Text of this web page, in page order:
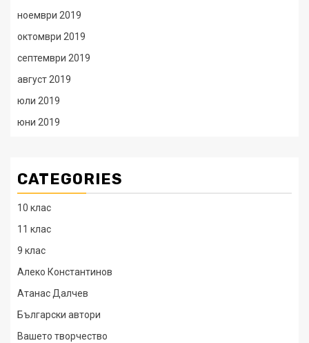
ноември 2019
октомври 2019
септември 2019
август 2019
юли 2019
юни 2019
CATEGORIES
10 клас
11 клас
9 клас
Алеко Константинов
Атанас Далчев
Български автори
Вашето творчество